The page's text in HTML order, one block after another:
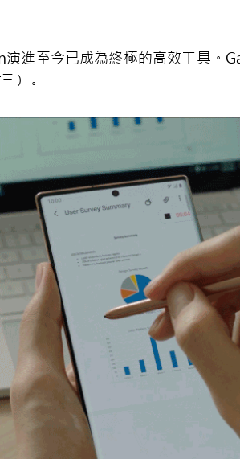
進至今已成為終極的高效工具。
） 。